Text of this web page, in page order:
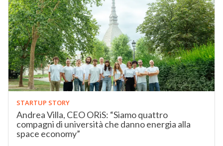
STARTUP STORY
Andrea Villa, CEO ORiS: “Siamo quattro
compagni di università che danno energia alla
space economy”